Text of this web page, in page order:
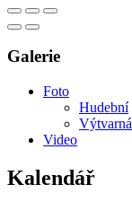
Galerie
Foto
Hudební
Výtvarná
Video
Kalendář